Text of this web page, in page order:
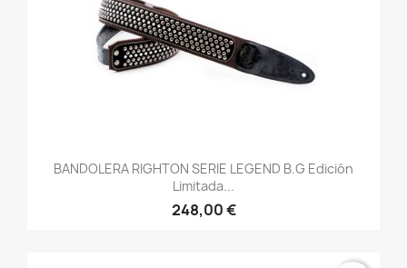
BANDOLERA RIGHTON SERIE LEGEND B.G Edición
Limitada...
248,00 €